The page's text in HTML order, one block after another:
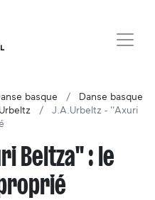
basque
Danse basque
J.A.Urbeltz - ''Axuri
Beltza'' : le